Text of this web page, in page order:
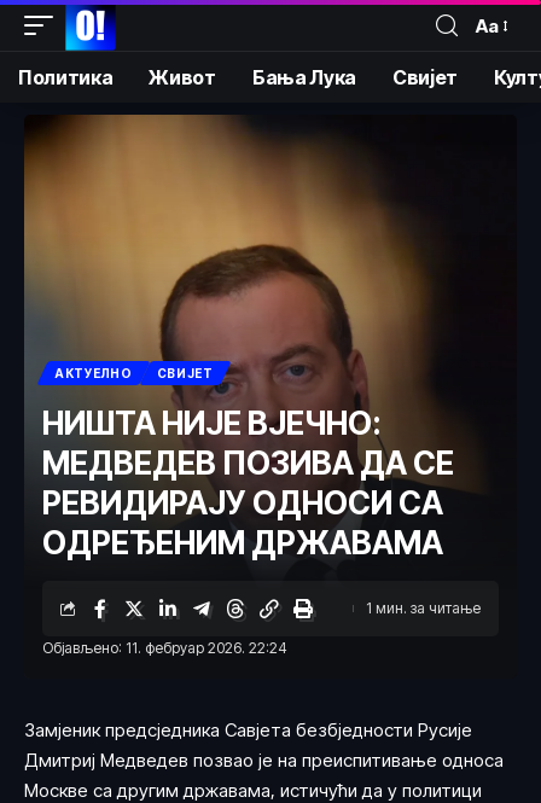
Аа
Политика Живот Бања Лука Свијет
АКТУЕЛНО СВИЈЕТ
НИШТА НИЈЕ ВЈЕЧНО:
МЕДВЕДЕВ ПОЗИВА ДА СЕ
РЕВИДИРАЈУ ОДНОСИ СА
ОДРЕЂЕНИМ ДРЖАВАМА
Објављено: 11. фебруар 2026. 22:24
1 мин. за читање
Замјеник предсједника Савјета безбједности Русије
Дмитриј Медведев позвао је на преиспитивање односа
Москве са другим државама, истичући да у политици